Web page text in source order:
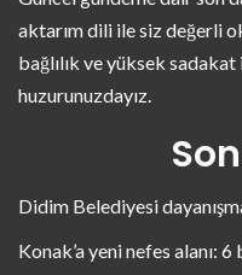
aktarım dili ile siz değerli
bağlılık ve yüksek
huzurunuzdayız.
Didim Belediyesi
Konak’a yeni nefes alanı: